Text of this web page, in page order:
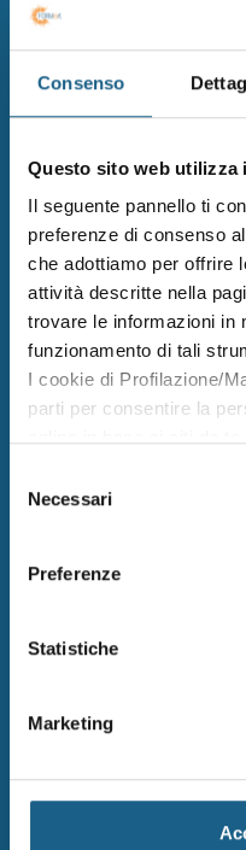
Consenso
Questo sito web utilizza
Il seguente pannello ti
preferenze di consenso
che adottiamo per offrire
attività descritte nella
trovare le informazioni in
funzionamento di tali
I cookie di Profilazione/
parti per consentire la
qualsiasi momento.
delNecessari
Preferenze
Statistiche
Marketing
ottimizzare i
attraverso il
virtuale e
Office
Padroneggia i
automatizzare il
meglio i progetti,
Industria
Conosci gli
dei processi e
dell'odierna